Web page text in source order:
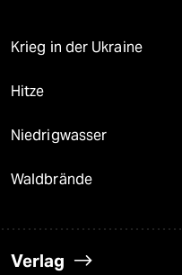
Krieg in der Ukraine
Hitze
Niedrigwasser
Waldbrände
Verlag